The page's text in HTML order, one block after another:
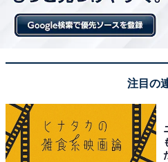
・江戸川コナンB
・江戸川コナンC
・江戸川コナンD
注目の